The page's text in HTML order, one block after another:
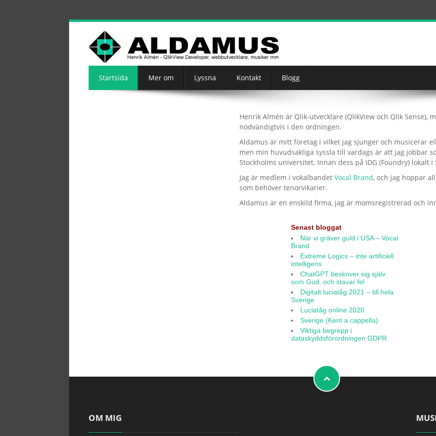
Startsida Mer om Lyssna Kontakt Blogg
Henrik Almén är Qlik-utvecklare (QlikView och Qlik Sense),
nödvändigtvis i den ordningen.
Aldamus är mitt företag i vilket jag sjunger och musicerar
men min huvudsakliga syssla till vardags är att jag jobbar
Stockholms universitet. Innan dess på IDG (Foundry) lokalt
Jag är medlem i vokalbandetVocal Brand, och jag hoppar
som behöver tenorvikarier.
Aldamus är en enskild firma, jag är momsregistrerad och
Senast bloggat
När vi gräver guld i USA – Vocal
Brand
Extreme Logics – inte artificiell
intelligens
ChatGPT beskriver sig själv
som Gud, och stavar fel
Digitalt luciatåg 2021 – till hela
Sverige
Luciatåg online 2020
Sverige (Kent a cappella)
Viktiga begrepp i
dataskyddsförordningen GDPR
OM MIG